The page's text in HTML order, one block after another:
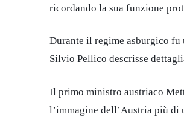
ricordando la sua funzione
Durante il regime asburgico
Silvio Pellico descrisse
Il primo ministro austriaco
l’immagine dell’Austria più di